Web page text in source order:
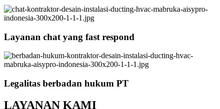
Layanan chat yang fast respond
Legalitas berbadan hukum PT
LAYANAN KAMI